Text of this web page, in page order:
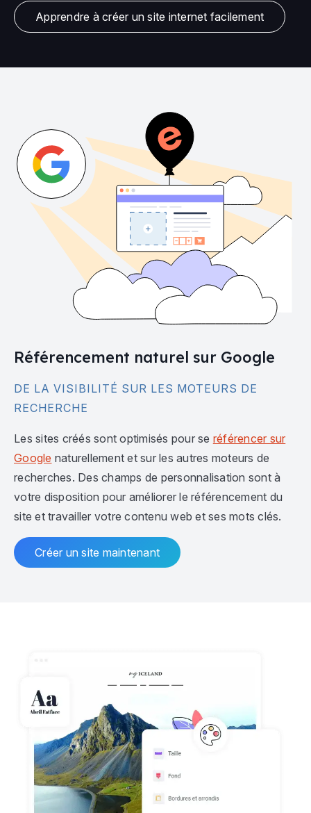
Apprendre à créer un site internet facilement
Référencement naturel sur Google
DE LA VISIBILITÉ SUR LES MOTEURS DE
RECHERCHE
Les sites créés sont optimisés pour se référencer sur
Google naturellement et sur les autres moteurs de
recherches. Des champs de personnalisation sont à
votre disposition pour améliorer le référencement du
site et travailler votre contenu web et ses mots clés.
Créer un site maintenant